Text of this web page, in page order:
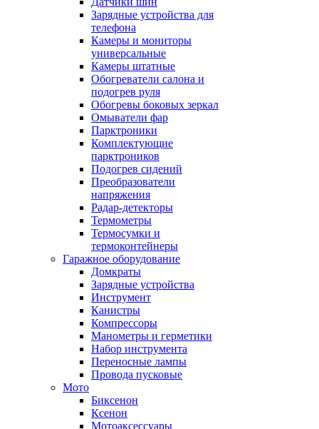
Зарядные устройства для
телефона
Камеры и мониторы
универсальные
Камеры штатные
Обогреватели салона и
подогрев руля
Обогревы боковых зеркал
Омыватели фар
Парктроники
Комплектующие
парктроников
Подогрев сидений
Преобразователи
напряжения
Радар-детекторы
Термометры
Термосумки и
термоконтейнеры
Гаражное оборудование
Домкраты
Зарядные устройства
Инструмент
Канистры
Компрессоры
Манометры и герметики
Набор инструмента
Переносные лампы
Провода пусковые
Мото
Биксенон
Ксенон
Мотоаксессуары